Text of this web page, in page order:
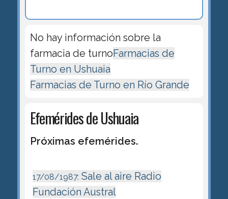
No hay información sobre la
farmacia de turnoFarmacias de
Turno en Ushuaia
Farmacias de Turno en Río Grande
Efemérides de Ushuaia
Próximas efemérides.
17/08/1987: Sale al aire Radio
Fundación Austral